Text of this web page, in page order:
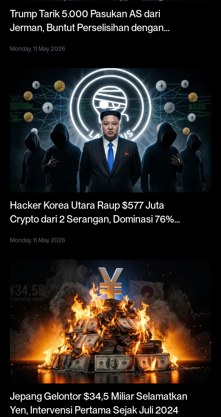
Trump Tarik 5.000 Pasukan AS dari
Jerman, Buntut Perselisihan dengan
Monday, 11 May 2026
Hacker Korea Utara Raup $577 Juta
Crypto dari 2 Serangan, Dominasi 76%
Monday, 11 May 2026
Jepang Gelontor $34,5 Miliar Selamatkan
Yen, Intervensi Pertama Sejak Juli 2024